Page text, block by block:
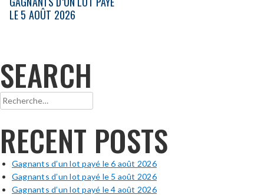
LE 5 AOÛT 2026
SEARCH
Rechercher :
RECENT POSTS
Gagnants d’un lot payé le 6 août 2026
Gagnants d’un lot payé le 5 août 2026
Gagnants d’un lot payé le 4 août 2026